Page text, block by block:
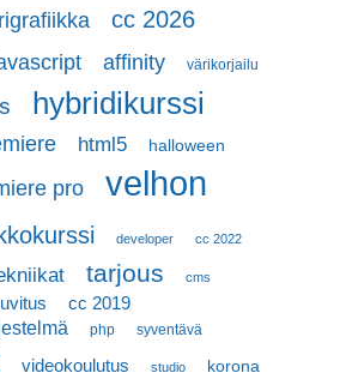
cc 2026
affinity värikorjailu
hybridikurssi
html5 halloween
pro
velhon
developer cc 2022
tarjous cms
cc 2019
php syventävä
videokoulutus studio korona